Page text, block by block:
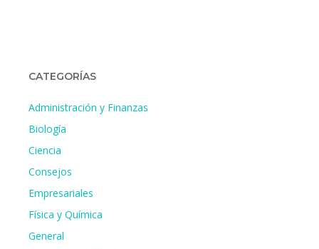
CATEGORÍAS
Administración y Finanzas
Biología
Ciencia
Consejos
Empresariales
Física y Química
General